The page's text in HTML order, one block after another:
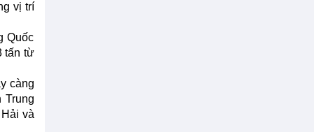
vị trí
Quốc
tấn từ
càng
Trung
và